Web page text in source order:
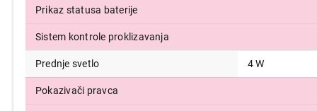
Prikaz statusa baterije
Sistem kontrole proklizavanja
Prednje svetlo 4 W
Pokazivači pravca